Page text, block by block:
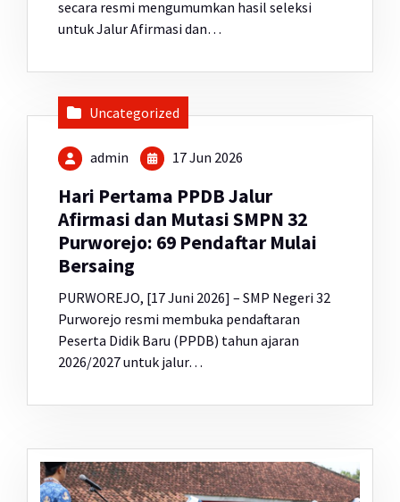
secara resmi mengumumkan hasil seleksi
untuk Jalur Afirmasi dan…
Uncategorized
admin 17 Jun 2026
Hari Pertama PPDB Jalur
Afirmasi dan Mutasi SMPN 32
Purworejo: 69 Pendaftar Mulai
Bersaing
PURWOREJO, [17 Juni 2026] – SMP Negeri 32
Purworejo resmi membuka pendaftaran
Peserta Didik Baru (PPDB) tahun ajaran
2026/2027 untuk jalur…